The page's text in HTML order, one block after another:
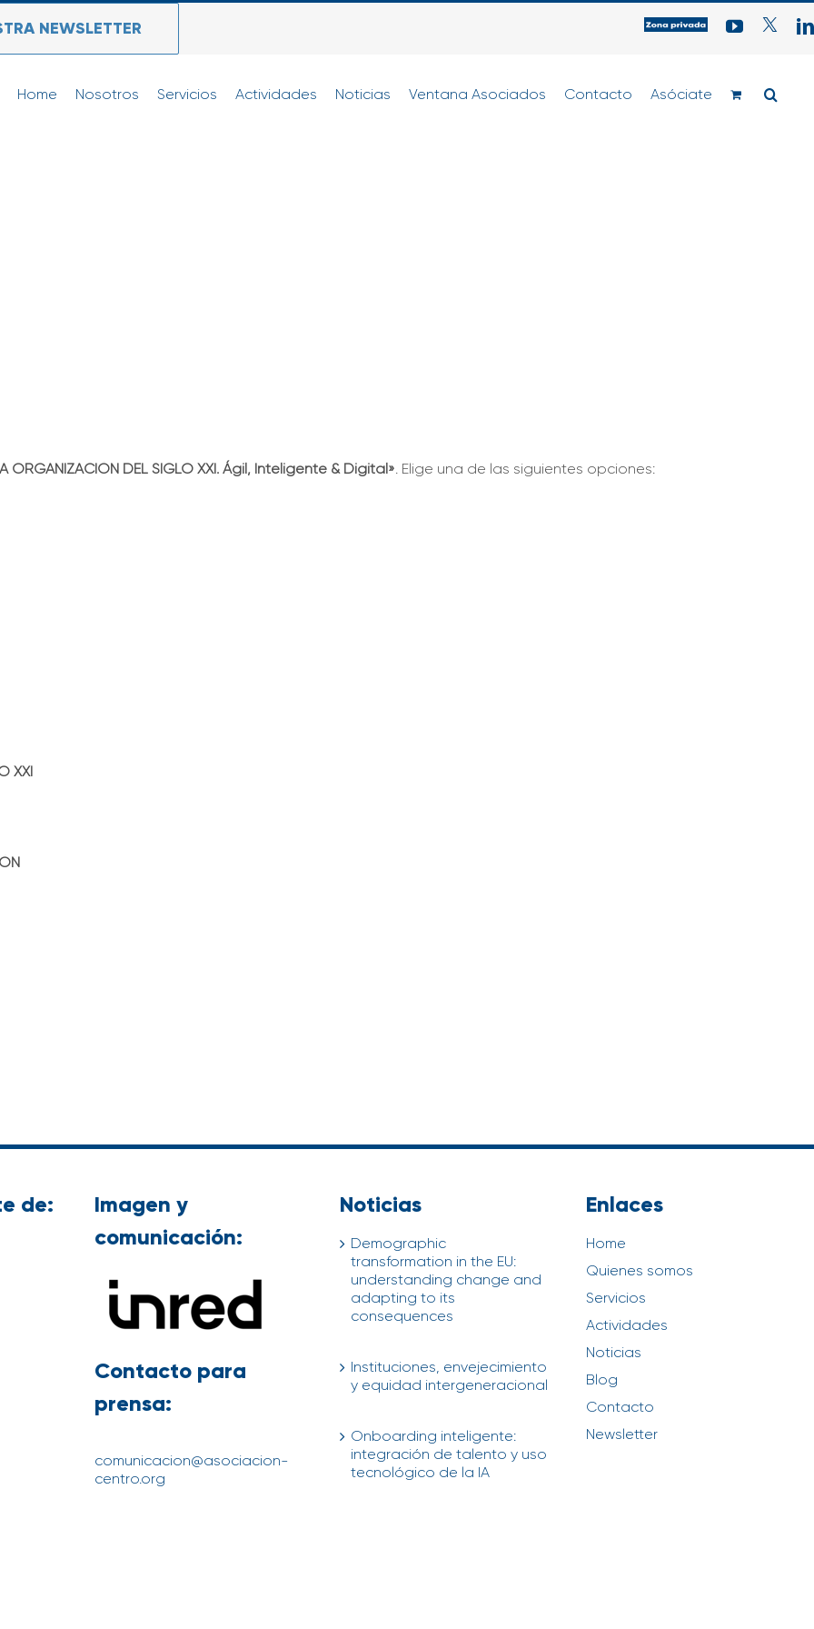
NEWSLETTER
Acceso
Asociados
YouTube
Twitter
Home Nosotros Servicios Actividades Noticias Ventana Asociados Contacto Asóciate
ORGANIZACIÓN DEL SIGLO XXI. Ágil, Inteligente & Digital» . Elige una de las siguientes opciones:
XXI
de:
Imagen y
comunicación:
Contacto para
prensa:
comunicacion@asociacion-
centro.org
Noticias
Demographic
transformation in the EU:
understanding change and
adapting to its
consequences
Instituciones, envejecimiento
y equidad intergeneracional
Onboarding inteligente:
integración de talento y uso
tecnológico de la IA
Enlaces
Home
Quienes somos
Servicios
Actividades
Noticias
Blog
Contacto
Newsletter